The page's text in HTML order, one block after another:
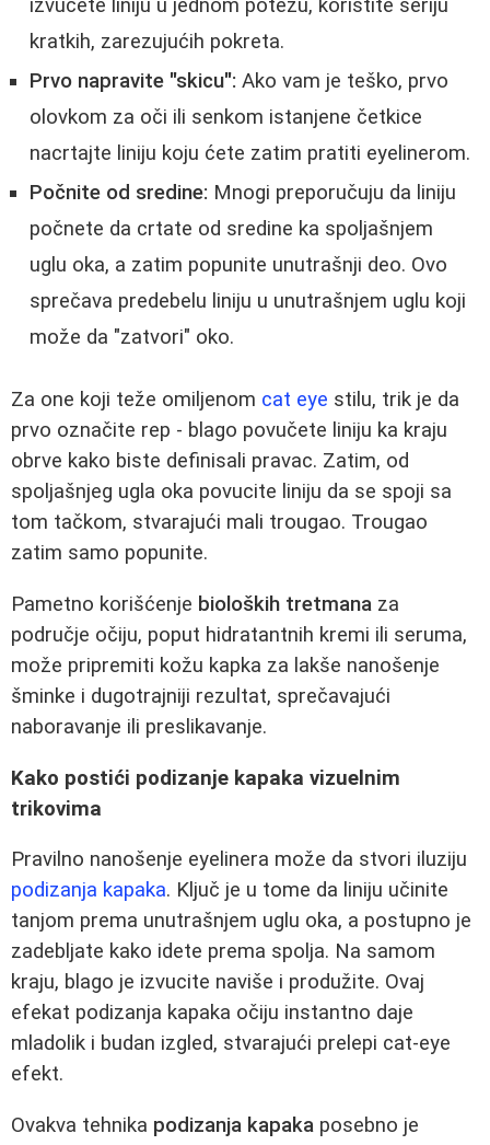
izvučete liniju u jednom potezu, koristite seriju
kratkih, zarezujućih pokreta.
Prvo napravite "skicu": Ako vam je teško, prvo
olovkom za oči ili senkom istanjene četkice
nacrtajte liniju koju ćete zatim pratiti eyelinerom.
Počnite od sredine: Mnogi preporučuju da liniju
počnete da crtate od sredine ka spoljašnjem
uglu oka, a zatim popunite unutrašnji deo. Ovo
sprečava predebelu liniju u unutrašnjem uglu koji
može da "zatvori" oko.
Za one koji teže omiljenom cat eye stilu, trik je da
prvo označite rep - blago povučete liniju ka kraju
obrve kako biste definisali pravac. Zatim, od
spoljašnjeg ugla oka povucite liniju da se spoji sa
tom tačkom, stvarajući mali trougao. Trougao
zatim samo popunite.
Pametno korišćenje bioloških tretmana za
područje očiju, poput hidratantnih kremi ili seruma,
može pripremiti kožu kapka za lakše nanošenje
šminke i dugotrajniji rezultat, sprečavajući
naboravanje ili preslikavanje.
Kako postići podizanje kapaka vizuelnim
trikovima
Pravilno nanošenje eyelinera može da stvori iluziju
podizanja kapaka. Ključ je u tome da liniju učinite
tanjom prema unutrašnjem uglu oka, a postupno je
zadebljate kako idete prema spolja. Na samom
kraju, blago je izvucite naviše i produžite. Ovaj
efekat podizanja kapaka očiju instantno daje
mladolik i budan izgled, stvarajući prelepi cat-eye
efekt.
Ovakva tehnika podizanja kapaka posebno je